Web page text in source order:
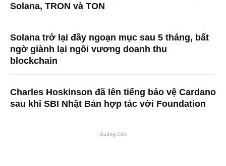
Solana, TRON và TON
Solana trở lại đầy ngoạn mục sau 5 tháng, bất
ngờ giành lại ngôi vương doanh thu
blockchain
Charles Hoskinson đã lên tiếng bảo vệ Cardano
sau khi SBI Nhật Bản hợp tác với Foundation
Quảng Cáo